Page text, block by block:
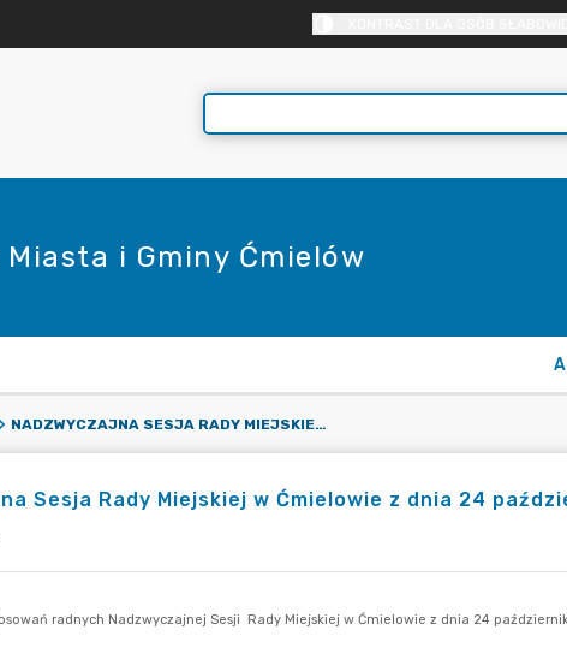
i Gminy Ćmielów
NADZWYCZAJNA SESJA RADY MIEJSKIEJ W ĆMIELOWIE Z DNIA 24 PAŹDZIERNIKA 2024 R.
Sesja Rady Miejskiej w Ćmielowie z dnia 24